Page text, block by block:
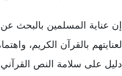
إن عناية المسلمين بالبحث
لعنايتهم بالقرآن الكريم،
دليل على سلامة النص